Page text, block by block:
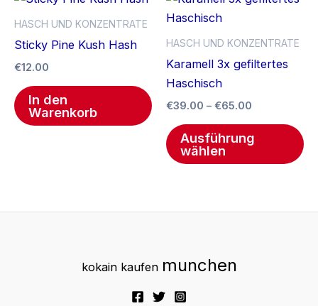
HASCH UND KONZENTRATE
Sticky Pine Kush Hash
€12.00
In den
Warenkorb
HASCH UND KONZENTRATE
Karamell 3x gefiltertes
Haschisch
€39.00 – €65.00
Ausführung
wählen
kokain kaufen munchen